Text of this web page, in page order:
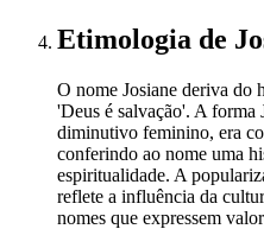
Etimologia de
O nome Josiane deriva do
'Deus é salvação'. A forma
diminutivo feminino, era
conferindo ao nome uma
espiritualidade. A
reflete a influência da
nomes que expressem